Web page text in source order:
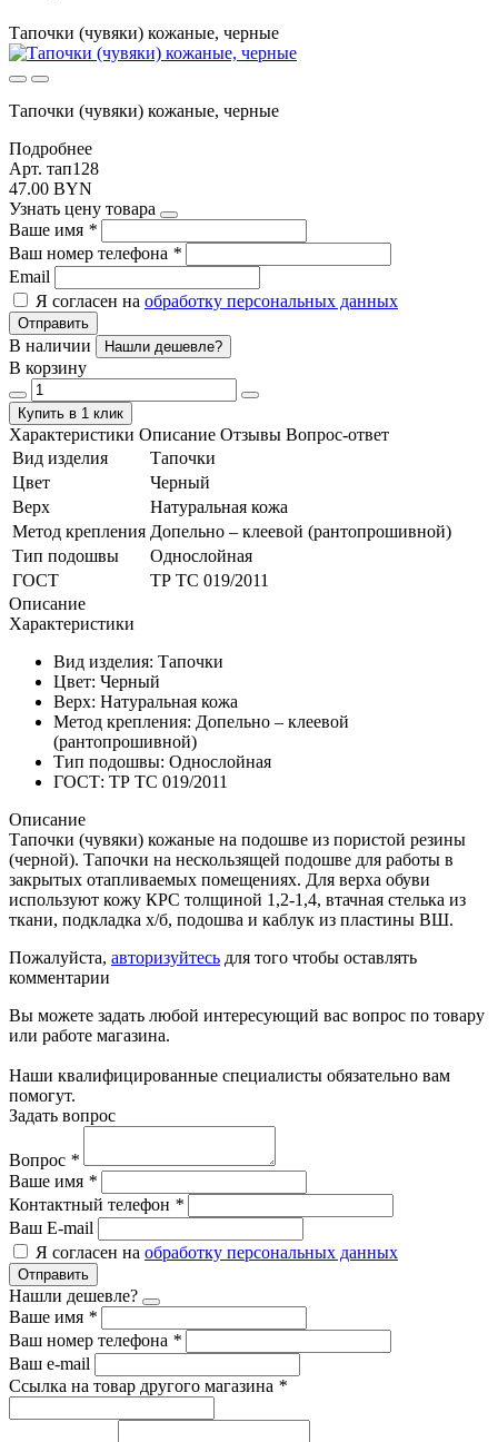
Тапочки (чувяки) кожаные, черные
Тапочки (чувяки) кожаные, черные
Подробнее
Арт. тап128
47.00 BYN
Узнать цену товара
Ваше имя *
Ваш номер телефона *
Email
Я согласен на обработку персональных данных
Отправить
В наличии Нашли дешевле?
В корзину
Купить в 1 клик
Характеристики Описание Отзывы Вопрос-ответ
Вид изделия
Тапочки
Цвет
Черный
Верх
Натуральная кожа
Метод крепления Допельно – клеевой (рантопрошивной)
Тип подошвы
Однослойная
ГОСТ
ТР ТС 019/2011
Описание
Характеристики
Вид изделия: Тапочки
Цвет: Черный
Верх: Натуральная кожа
Метод крепления: Допельно – клеевой
(рантопрошивной)
Тип подошвы: Однослойная
ГОСТ: ТР ТС 019/2011
Описание
Тапочки (чувяки) кожаные на подошве из пористой резины
(черной). Тапочки на нескользящей подошве для работы в
закрытых отапливаемых помещениях. Для верха обуви
используют кожу КРС толщиной 1,2-1,4, втачная стелька из
ткани, подкладка х/б, подошва и каблук из пластины ВШ.
Пожалуйста, авторизуйтесь для того чтобы оставлять
комментарии
Вы можете задать любой интересующий вас вопрос по товару
или работе магазина.
Наши квалифицированные специалисты обязательно вам
помогут.
Задать вопрос
Вопрос *
Ваше имя *
Контактный телефон *
Ваш E-mail
Я согласен на обработку персональных данных
Отправить
Нашли дешевле?
Ваше имя *
Ваш номер телефона *
Ваш e-mail
Ссылка на товар другого магазина *